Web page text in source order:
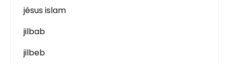
jésus islam
jilbab
jilbeb